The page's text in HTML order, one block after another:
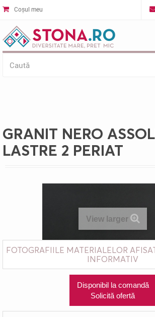
Coșul meu
GRANIT NERO
LASTRE 2 PERIAT
View larger
FOTOGRAFIILE MATERIALELOR
INFORMATIV
Disponibil la comandă
Solicită ofertă